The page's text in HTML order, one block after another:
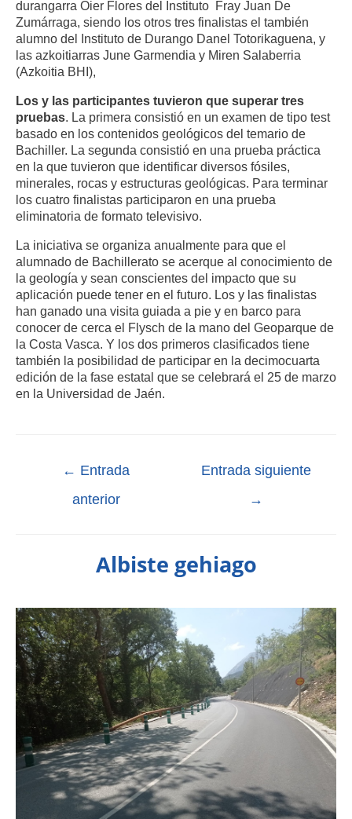
durangarra Oier Flores del Instituto Fray Juan De
Zumárraga, siendo los otros tres finalistas el también
alumno del Instituto de Durango Danel Totorikaguena, y
las azkoitiarras June Garmendia y Miren Salaberria
(Azkoitia BHI),
Los y las participantes tuvieron que superar tres
pruebas. La primera consistió en un examen de tipo test
basado en los contenidos geológicos del temario de
Bachiller. La segunda consistió en una prueba práctica
en la que tuvieron que identificar diversos fósiles,
minerales, rocas y estructuras geológicas. Para terminar
los cuatro finalistas participaron en una prueba
eliminatoria de formato televisivo.
La iniciativa se organiza anualmente para que el
alumnado de Bachillerato se acerque al conocimiento de
la geología y sean conscientes del impacto que su
aplicación puede tener en el futuro. Los y las finalistas
han ganado una visita guiada a pie y en barco para
conocer de cerca el Flysch de la mano del Geoparque de
la Costa Vasca. Y los dos primeros clasificados tiene
también la posibilidad de participar en la decimocuarta
edición de la fase estatal que se celebrará el 25 de marzo
en la Universidad de Jaén.
← Entrada
anterior
Entrada siguiente
→
Albiste gehiago